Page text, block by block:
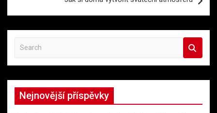
a
r
h
Nejnovější příspěvky